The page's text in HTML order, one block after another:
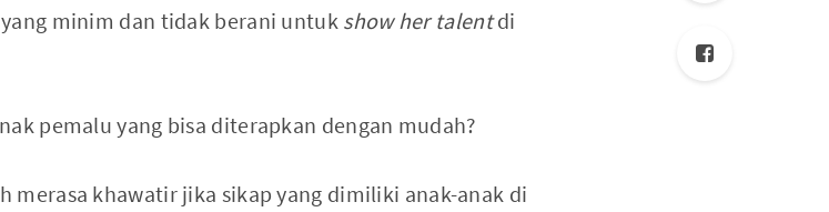
minim dan tidak berani untuk show her talentdi
pemalu yang bisa diterapkan dengan mudah?
merasa khawatir jika sikap yang dimiliki anak-anak di